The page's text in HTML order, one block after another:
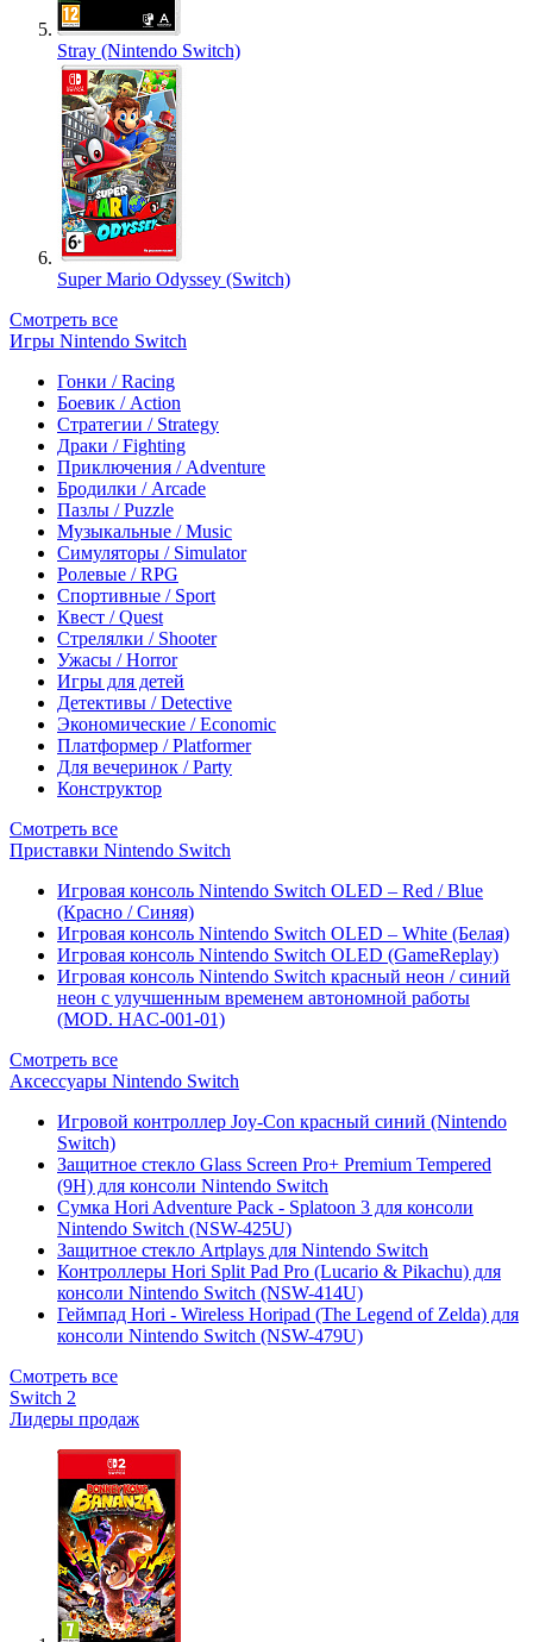
Stray (Nintendo Switch)
Super Mario Odyssey (Switch)
Смотреть все
Игры Nintendo Switch
Гонки / Racing
Боевик / Action
Стратегии / Strategy
Драки / Fighting
Приключения / Adventure
Бродилки / Arcade
Пазлы / Puzzle
Музыкальные / Music
Симуляторы / Simulator
Ролевые / RPG
Спортивные / Sport
Квест / Quest
Стрелялки / Shooter
Ужасы / Horror
Игры для детей
Детективы / Detective
Экономические / Economic
Платформер / Platformer
Для вечеринок / Party
Конструктор
Смотреть все
Приставки Nintendo Switch
Игровая консоль Nintendo Switch OLED – Red / Blue
(Красно / Синяя)
Игровая консоль Nintendo Switch OLED – White (Белая)
Игровая консоль Nintendo Switch OLED (GameReplay)
Игровая консоль Nintendo Switch красный неон / синий
неон с улучшенным временем автономной работы
(MOD. HAC-001-01)
Смотреть все
Аксессуары Nintendo Switch
Игровой контроллер Joy-Con красный синий (Nintendo
Switch)
Защитное стекло Glass Screen Pro+ Premium Tempered
(9H) для консоли Nintendo Switch
Сумка Hori Adventure Pack - Splatoon 3 для консоли
Nintendo Switch (NSW-425U)
Защитное стекло Artplays для Nintendo Switch
Контроллеры Hori Split Pad Pro (Lucario & Pikachu) для
консоли Nintendo Switch (NSW-414U)
Геймпад Hori - Wireless Horipad (The Legend of Zelda) для
консоли Nintendo Switch (NSW-479U)
Смотреть все
Switch 2
Лидеры продаж